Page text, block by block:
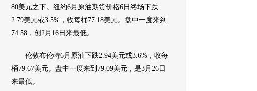
80美元之下。纽约6月原油期货价格6日终场下跌
2.79美元或3.5%，收每桶77.18美元。盘中一度来到
74.58，创2月16日来最低。
伦敦布伦特6月原油下跌2.94美元或3.6%，收每
桶79.67美元。盘中一度来到79.09美元，是3月26日
来最低。